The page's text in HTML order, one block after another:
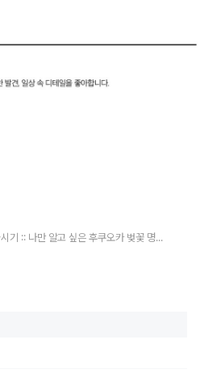
후쿠오카 벚꽃 개화시기 :: 나만 알고 싶은 후쿠오카 벚꽃 명소 BEST 5